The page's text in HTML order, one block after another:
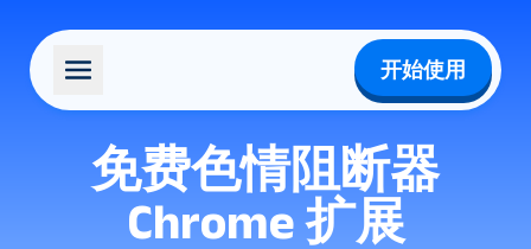
开始使用
免费色情阻断器
Chrome 扩展